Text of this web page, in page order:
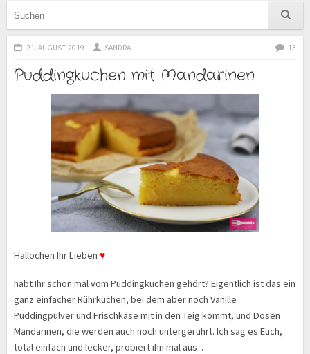
21. AUGUST 2019 SANDRA 13
Puddingkuchen mit Mandarinen
Hallöchen Ihr Lieben ♥
habt Ihr schon mal vom Puddingkuchen gehört? Eigentlich ist das ein
ganz einfacher Rührkuchen, bei dem aber noch Vanille
Puddingpulver und Frischkäse mit in den Teig kommt, und Dosen
Mandarinen, die werden auch noch untergerührt. Ich sag es Euch,
total einfach und lecker, probiert ihn mal aus…